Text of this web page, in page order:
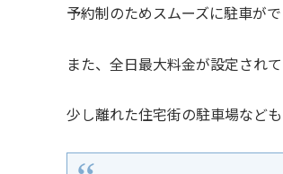
予約制のためスムーズに駐車がで
また、全日最大料金が設定され
少し離れた住宅街の駐車場など